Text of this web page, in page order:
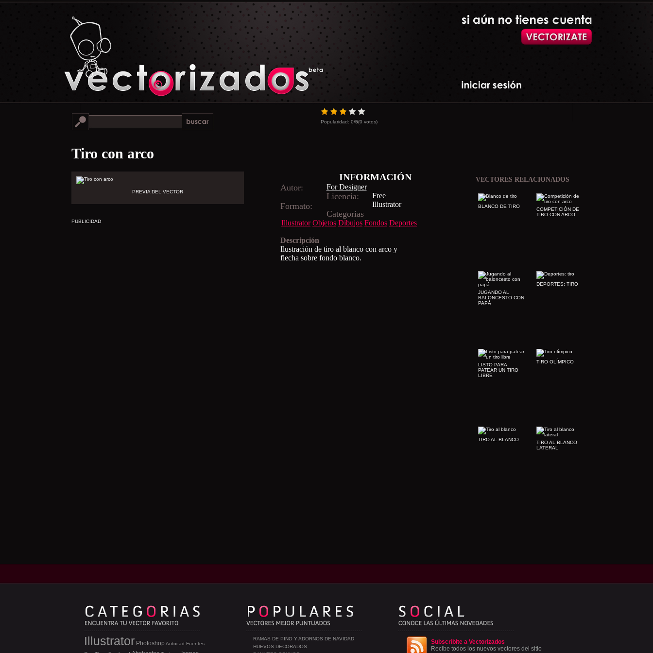
Popularidad: 0/5(0 votos)
Tiro con arco
PREVIA DEL VECTOR
INFORMACIÓN
Autor: For Designer
Licencia: Free
Formato: Illustrator
Categorias
Illustrator Objetos Dibujos Fondos Deportes
Descripción
Ilustración de tiro al blanco con arco y
flecha sobre fondo blanco.
PUBLICIDAD
VECTORES RELACIONADOS
COMPETICIÓN DE
TIRO CON ARCO
BLANCO DE TIRO
DEPORTES: TIRO
JUGANDO AL
BALONCESTO CON
PAPÁ
TIRO OLÍMPICO
LISTO PARA
PATEAR UN TIRO
LIBRE
TIRO AL BLANCO
LATERAL
TIRO AL BLANCO
Subscribite a Vectorizados
Recibe todos los nuevos vectores del sitio
RAMAS DE PINO Y ADORNOS DE NAVIDAD
HUEVOS DECORADOS
Illustrator Photoshop Autocad Fuentes